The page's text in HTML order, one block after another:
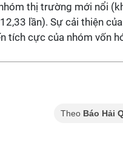
thị trường mới nổi
lần). Sự cải thiện
tích cực của nhóm vốn
Theo Báo Hải